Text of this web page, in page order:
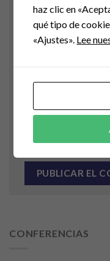
CONFERENCIAS
Correo electrónico
Guarda mi
haz clic en
qué tipo de
«Ajustes». Lee